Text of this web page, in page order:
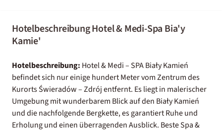
Hotelbeschreibung Hotel & Medi-Spa Bia'y
Kamie'
Hotelbeschreibung: Hotel & Medi – SPA Biały Kamień
befindet sich nur einige hundert Meter vom Zentrum des
Kurorts Świeradów – Zdrój entfernt. Es liegt in malerischer
Umgebung mit wunderbarem Blick auf den Biały Kamień
und die nachfolgende Bergkette, es garantiert Ruhe und
Erholung und einen überragenden Ausblick. Beste Spa &